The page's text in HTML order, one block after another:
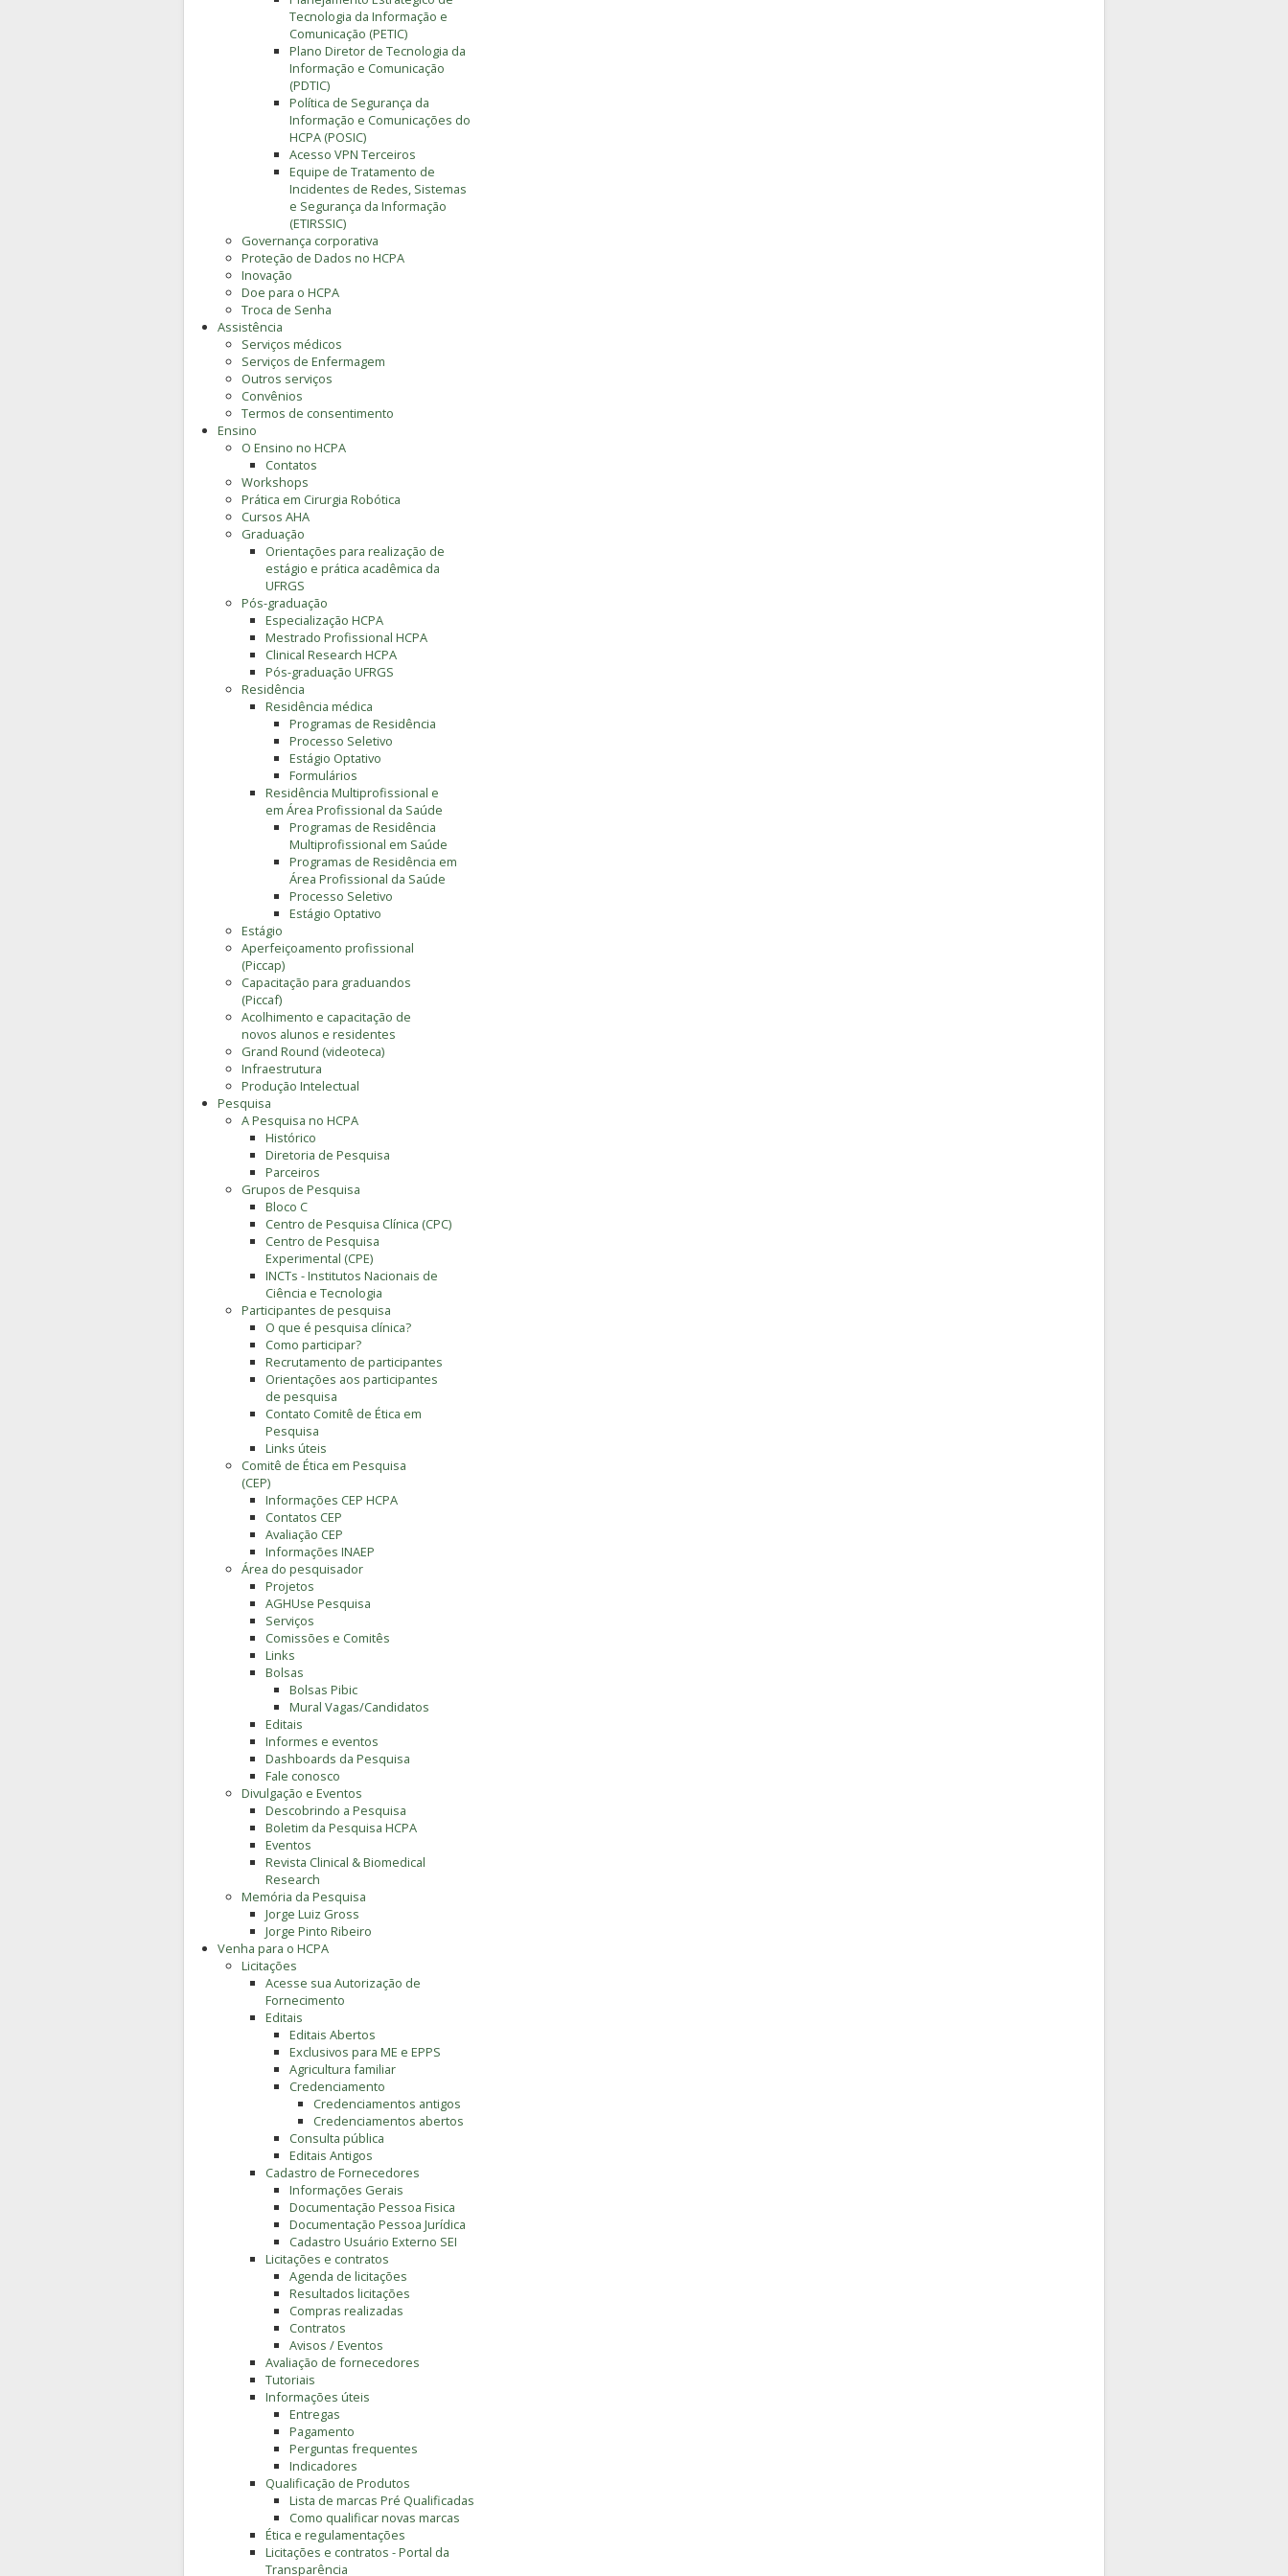
Tecnologia da Informação e
Comunicação (PETIC)
Plano Diretor de Tecnologia da
Informação e Comunicação
(PDTIC)
Política de Segurança da
Informação e Comunicações do
HCPA (POSIC)
Acesso VPN Terceiros
Equipe de Tratamento de
Incidentes de Redes, Sistemas
e Segurança da Informação
(ETIRSSIC)
Governança corporativa
Proteção de Dados no HCPA
Inovação
Doe para o HCPA
Troca de Senha
Assistência
Serviços médicos
Serviços de Enfermagem
Outros serviços
Convênios
Termos de consentimento
Ensino
O Ensino no HCPA
Contatos
Workshops
Prática em Cirurgia Robótica
Cursos AHA
Graduação
Orientações para realização de
estágio e prática acadêmica da
UFRGS
Pós-graduação
Especialização HCPA
Mestrado Profissional HCPA
Clinical Research HCPA
Pós-graduação UFRGS
Residência
Residência médica
Programas de Residência
Processo Seletivo
Estágio Optativo
Formulários
Residência Multiprofissional e
em Área Profissional da Saúde
Programas de Residência
Multiprofissional em Saúde
Programas de Residência em
Área Profissional da Saúde
Processo Seletivo
Estágio Optativo
Estágio
Aperfeiçoamento profissional
(Piccap)
Capacitação para graduandos
(Piccaf)
Acolhimento e capacitação de
novos alunos e residentes
Grand Round (videoteca)
Infraestrutura
Produção Intelectual
Pesquisa
A Pesquisa no HCPA
Histórico
Diretoria de Pesquisa
Parceiros
Grupos de Pesquisa
Bloco C
Centro de Pesquisa Clínica (CPC)
Centro de Pesquisa
Experimental (CPE)
INCTs - Institutos Nacionais de
Ciência e Tecnologia
Participantes de pesquisa
O que é pesquisa clínica?
Como participar?
Recrutamento de participantes
Orientações aos participantes
de pesquisa
Contato Comitê de Ética em
Pesquisa
Links úteis
Comitê de Ética em Pesquisa
(CEP)
Informações CEP HCPA
Contatos CEP
Avaliação CEP
Informações INAEP
Área do pesquisador
Projetos
AGHUse Pesquisa
Serviços
Comissões e Comitês
Links
Bolsas
Bolsas Pibic
Mural Vagas/Candidatos
Editais
Informes e eventos
Dashboards da Pesquisa
Fale conosco
Divulgação e Eventos
Descobrindo a Pesquisa
Boletim da Pesquisa HCPA
Eventos
Revista Clinical & Biomedical
Research
Memória da Pesquisa
Jorge Luiz Gross
Jorge Pinto Ribeiro
Venha para o HCPA
Licitações
Acesse sua Autorização de
Fornecimento
Editais
Editais Abertos
Exclusivos para ME e EPPS
Agricultura familiar
Credenciamento
Credenciamentos antigos
Credenciamentos abertos
Consulta pública
Editais Antigos
Cadastro de Fornecedores
Informações Gerais
Documentação Pessoa Fisica
Documentação Pessoa Jurídica
Cadastro Usuário Externo SEI
Licitações e contratos
Agenda de licitações
Resultados licitações
Compras realizadas
Contratos
Avisos / Eventos
Avaliação de fornecedores
Tutoriais
Informações úteis
Entregas
Pagamento
Perguntas frequentes
Indicadores
Qualificação de Produtos
Lista de marcas Pré Qualificadas
Como qualificar novas marcas
Ética e regulamentações
Licitações e contratos - Portal da
Transparência